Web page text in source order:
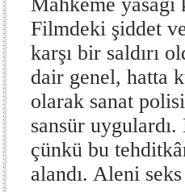
Filmdeki şiddet
karşı bir saldırı
dair genel, hatta
olarak sanat
sansür
çünkü bu
alandı. Aleni